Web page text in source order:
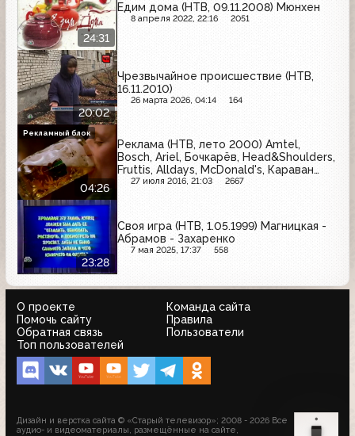
24:31
Едим дома (НТВ, 09.11.2008) Мюнхен
8 апреля 2022, 22:16 2051
20:02
Чрезвычайное происшествие (НТВ,
16.11.2010)
26 марта 2026, 04:14 164
04:26
Реклама (НТВ, лето 2000) Amtel,
Bosch, Ariel, Бочкарёв, Head&Shoulders,
Fruttis, Alldays, McDonald's, Караван
историй, Lenor
27 июля 2016, 21:03 2667
Рекламный блок
23:28
Своя игра (НТВ, 1.05.1999) Магницкая -
Абрамов - Захаренко
7 мая 2025, 17:37 558
О проекте
Команда сайта
Помочь сайту
Правила
Обратная связь
Пользователи
Топ пользователей
Дизайн и верстка сайта © «Старый телевизор»; 2008 - 2026 Все
аудио- и видеоматериалы, размещённые на сайте,